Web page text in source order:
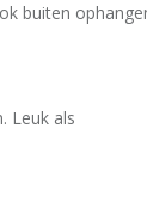
buiten
Leuk als